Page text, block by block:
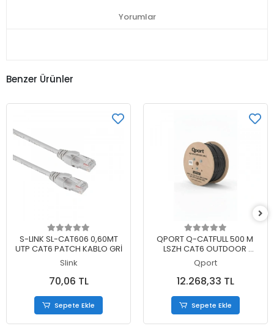
Yorumlar
Benzer Ürünler
Sepete Ekle
S-LINK SL-CAT606 0,60MT
UTP CAT6 PATCH KABLO GRİ
Slink
70,06 TL
Sepete Ekle
Sepete Ekle
QPORT Q-CATFULL 500 M
LSZH CAT6 OUTDOOR
23AWG 0.58MM %100 BAKIR
SİYAH KABLO
Qport
12.268,33 TL
Sepete Ekle